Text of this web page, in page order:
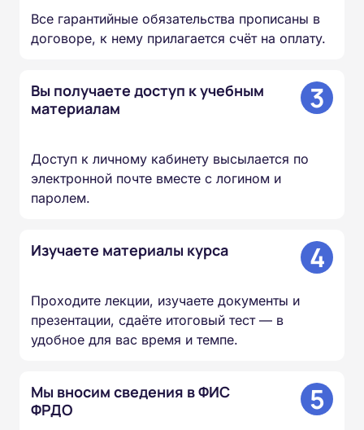
Все гарантийные обязательства прописаны в
договоре, к нему прилагается счёт на оплату.
Вы получаете доступ к учебным
материалам
3
Доступ к личному кабинету высылается по
электронной почте вместе с логином и
паролем.
Изучаете материалы курса 4
Проходите лекции, изучаете документы и
презентации, сдаёте итоговый тест — в
удобное для вас время и темпе.
Мы вносим сведения в ФИС
ФРДО
5